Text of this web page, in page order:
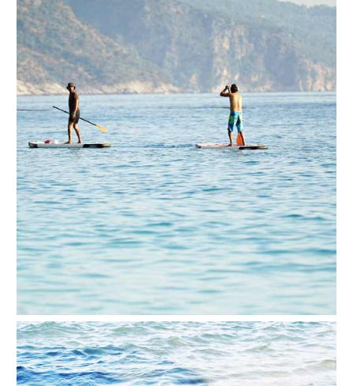
Restaurantes
Alquiler de
Coches
Turismo
Mapas
RECOMENDACIONES
DE
VIAJE
➜
Buscar
Hoteles
via
Booking.com
Villas y
Cortijos
via
Vrbo.com